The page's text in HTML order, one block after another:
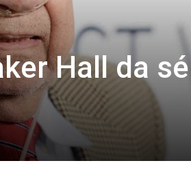
Hall da